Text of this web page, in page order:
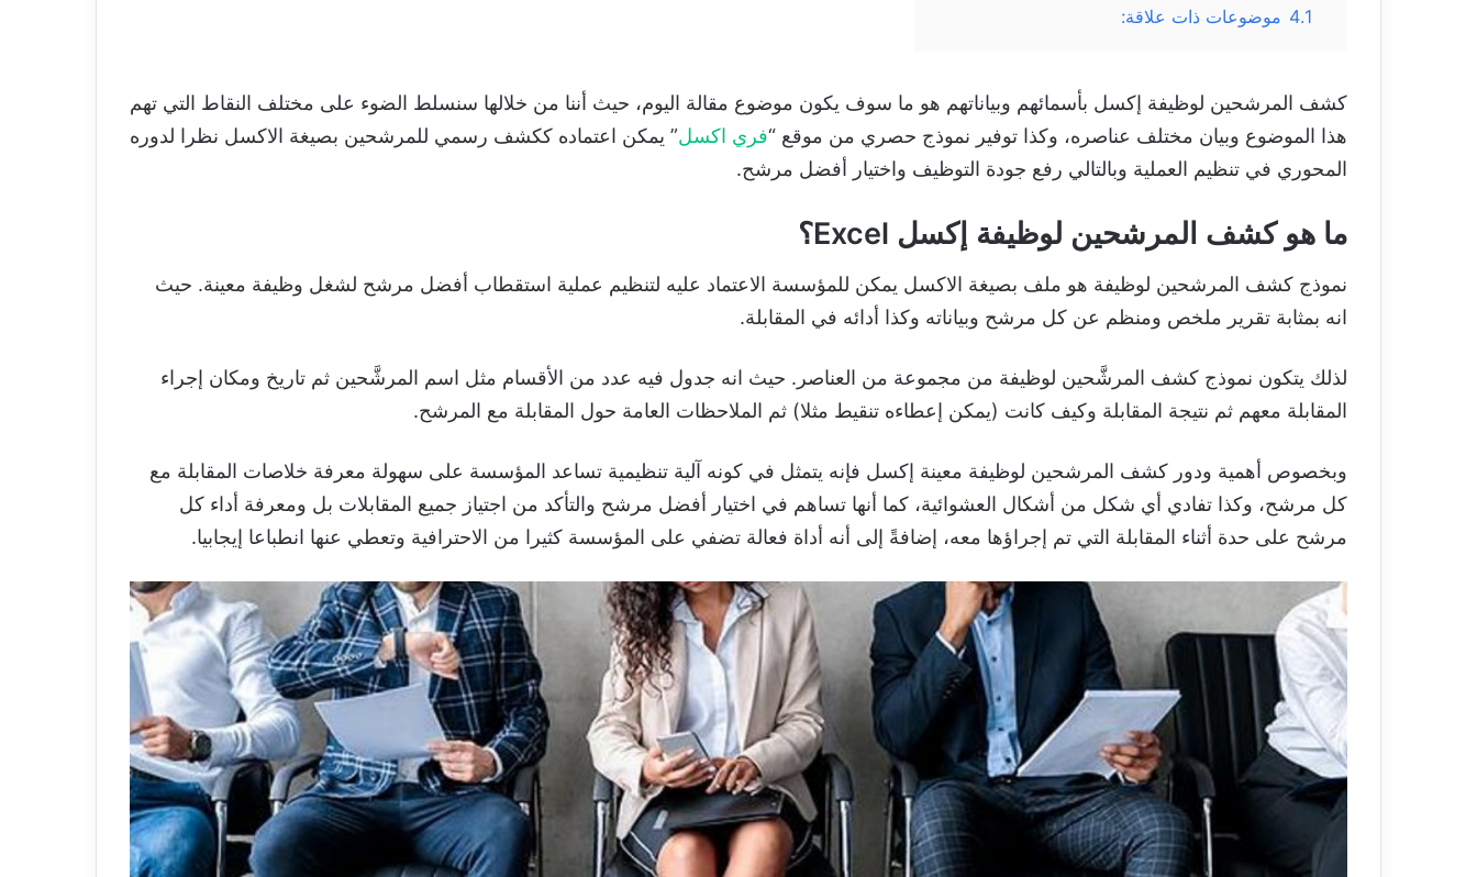
4.1 موضوعات ذات علاقة:
كشف المرشحين لوظيفة إكسل بأسمائهم وبياناتهم هو ما سوف يكون موضوع مقالة اليوم، حيث أننا من خلالها سنسلط الضوء على مختلف النقاط التي تهم
هذا الموضوع وبيان مختلف عناصره، وكذا توفير نموذج حصري من موقع “فري اكسل” يمكن اعتماده ككشف رسمي للمرشحين بصيغة الاكسل نظرا لدوره
المحوري في تنظيم العملية وبالتالي رفع جودة التوظيف واختيار أفضل مرشح.
ما هو كشف المرشحين لوظيفة إكسل Excel؟
نموذج كشف المرشحين لوظيفة هو ملف بصيغة الاكسل يمكن للمؤسسة الاعتماد عليه لتنظيم عملية استقطاب أفضل مرشح لشغل وظيفة معينة. حيث
انه بمثابة تقرير ملخص ومنظم عن كل مرشح وبياناته وكذا أدائه في المقابلة.
لذلك يتكون نموذج كشف المرشَّحين لوظيفة من مجموعة من العناصر. حيث انه جدول فيه عدد من الأقسام مثل اسم المرشَّحين ثم تاريخ ومكان إجراء
المقابلة معهم ثم نتيجة المقابلة وكيف كانت (يمكن إعطاءه تنقيط مثلا) ثم الملاحظات العامة حول المقابلة مع المرشح.
وبخصوص أهمية ودور كشف المرشحين لوظيفة معينة إكسل فإنه يتمثل في كونه آلية تنظيمية تساعد المؤسسة على سهولة معرفة خلاصات المقابلة مع
كل مرشح، وكذا تفادي أي شكل من أشكال العشوائية، كما أنها تساهم في اختيار أفضل مرشح والتأكد من اجتياز جميع المقابلات بل ومعرفة أداء كل
مرشح على حدة أثناء المقابلة التي تم إجراؤها معه، إضافةً إلى أنه أداة فعالة تضفي على المؤسسة كثيرا من الاحترافية وتعطي عنها انطباعا إيجابيا.